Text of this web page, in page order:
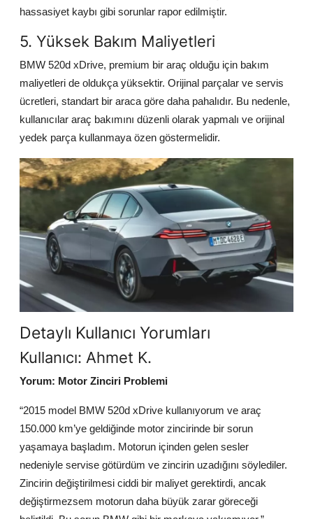
hassasiyet kaybı gibi sorunlar rapor edilmiştir.
5. Yüksek Bakım Maliyetleri
BMW 520d xDrive, premium bir araç olduğu için bakım
maliyetleri de oldukça yüksektir. Orijinal parçalar ve servis
ücretleri, standart bir araca göre daha pahalıdır. Bu nedenle,
kullanıcılar araç bakımını düzenli olarak yapmalı ve orijinal
yedek parça kullanmaya özen göstermelidir.
Detaylı Kullanıcı Yorumları
Kullanıcı: Ahmet K.
Yorum: Motor Zinciri Problemi
“2015 model BMW 520d xDrive kullanıyorum ve araç
150.000 km’ye geldiğinde motor zincirinde bir sorun
yaşamaya başladım. Motorun içinden gelen sesler
nedeniyle servise götürdüm ve zincirin uzadığını söylediler.
Zincirin değiştirilmesi ciddi bir maliyet gerektirdi, ancak
değiştirmezsem motorun daha büyük zarar göreceği